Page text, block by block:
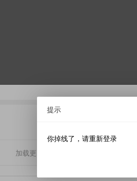
加载更多
提示
你掉线了，请重新登录